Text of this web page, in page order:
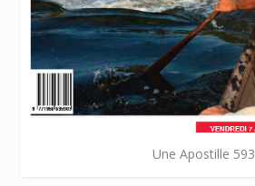
Une Apostille 593